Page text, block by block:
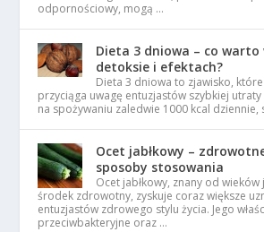
odpornościowy, mogą …
Dieta 3 dniowa – co warto
detoksie i efektach?
Dieta 3 dniowa to zjawisko,
przyciąga uwagę entuzjastów szybkiej utraty
na spożywaniu zaledwie 1000 kcal dziennie,
Ocet jabłkowy –
sposoby stosowania
Ocet jabłkowy, znany od
środek zdrowotny, zyskuje coraz większe
entuzjastów zdrowego stylu życia. Jego
przeciwbakteryjne oraz …